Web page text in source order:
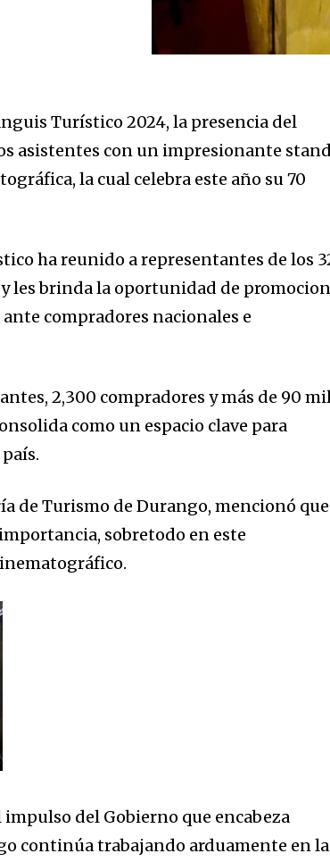
Turístico 2024, la presencia del
asistentes con un impresionante stand
la cual celebra este año su 70
ha reunido a representantes de los
les brinda la oportunidad de
compradores nacionales e
2,300 compradores y más de 90
como un espacio clave para
de Turismo de Durango, mencionó
sobretodo en este
impulso del Gobierno que encabeza
continúa trabajando arduamente en la